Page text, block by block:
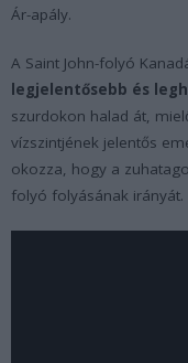
Ár-apály.
A Saint John-folyó
legjelentősebb és
szurdokon halad át,
vízszintjének jelentős
okozza, hogy a
folyó folyásának irányát.